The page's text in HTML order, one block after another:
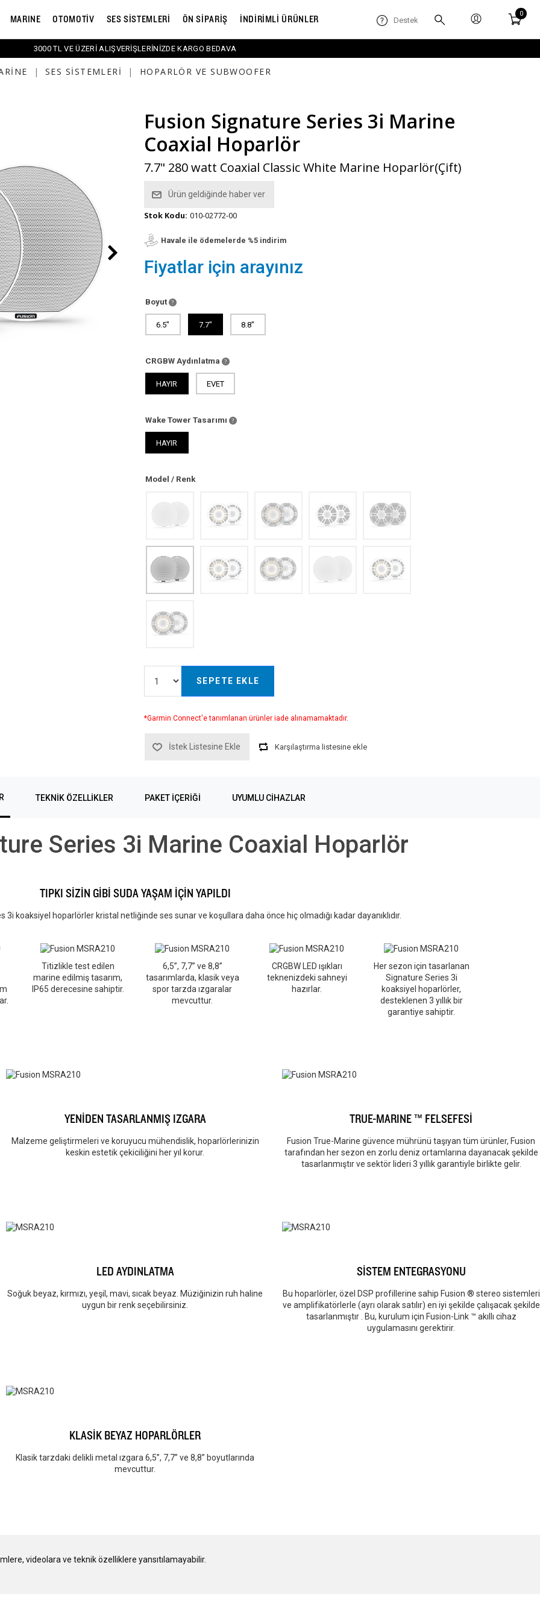
MARINE OTOMOTİV SES SİSTEMLERİ ÖN SİPARİŞ İNDİRİMLİ ÜRÜNLER Destek
0
3000 TL VE ÜZERİ ALIŞVERİŞLERİNİZDE KARGO BEDAVA
| SES SISTEMLERI | HOPARLÖR VE SUBWOOFER
Fusion Signature Series 3i Marine
Coaxial Hoparlör
7.7" 280 watt Coaxial Classic White Marine Hoparlör(Çift)
Ürün geldiğinde haber ver
Stok Kodu: 010-02772-00
Havale ile ödemelerde %5 indirim
Fiyatlar için arayınız
Boyut
6.5" 7.7" 8.8"
CRGBW Aydınlatma
HAYIR EVET
Wake Tower Tasarımı
HAYIR
Model / Renk
SEPETE EKLE
*Garmin Connect'e tanımlanan ürünler iade alınamamaktadır.
İstek Listesine Ekle Karşılaştırma listesine ekle
TEKNIK ÖZELLIKLER PAKET İÇERİĞİ UYUMLU CIHAZLAR
Series 3i Marine Coaxial Hoparlör
TIPKI SİZİN GİBİ SUDA YAŞAM İÇİN YAPILDI
koaksiyel hoparlörler kristal netliğinde ses sunar ve koşullara daha önce hiç olmadığı kadar dayanıklıdır.
Titizlikle test edilen
marine edilmiş tasarım,
IP65 derecesine sahiptir.
6,5”, 7,7” ve 8,8”
tasarımlarda, klasik veya
spor tarzda ızgaralar
mevcuttur.
CRGBW LED ışıkları
teknenizdeki sahneyi
hazırlar.
Her sezon için tasarlanan
Signature Series 3i
koaksiyel hoparlörler,
desteklenen 3 yıllık bir
garantiye sahiptir.
YENİDEN TASARLANMIŞ IZGARA
Malzeme geliştirmeleri ve koruyucu mühendislik, hoparlörlerinizin
keskin estetik çekiciliğini her yıl korur.
TRUE-MARINE ™ FELSEFESİ
Fusion True-Marine güvence mührünü taşıyan tüm ürünler, Fusion
tarafından her sezon en zorlu deniz ortamlarına dayanacak şekilde
tasarlanmıştır ve sektör lideri 3 yıllık garantiyle birlikte gelir.
LED AYDINLATMA
Soğuk beyaz, kırmızı, yeşil, mavi, sıcak beyaz. Müziğinizin ruh haline
uygun bir renk seçebilirsiniz.
SİSTEM ENTEGRASYONU
Bu hoparlörler, özel DSP profillerine sahip Fusion ® stereo sistemleri
ve amplifikatörlerle (ayrı olarak satılır) en iyi şekilde çalışacak şekilde
tasarlanmıştır . Bu, kurulum için Fusion-Link ™ akıllı cihaz
uygulamasını gerektirir.
KLASİK BEYAZ HOPARLÖRLER
Klasik tarzdaki delikli metal ızgara 6,5”, 7,7” ve 8,8” boyutlarında
mevcuttur.
videolara ve teknik özelliklere yansıtılamayabilir.